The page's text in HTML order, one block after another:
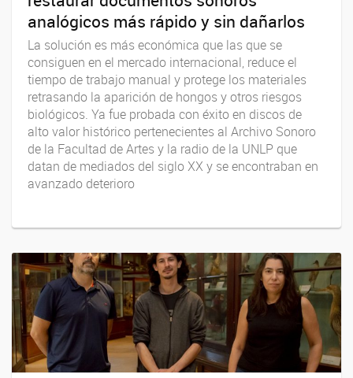
analógicos más rápido y sin dañarlos
La solución es más económica que las que se
consiguen en el mercado internacional, reduce el
tiempo de trabajo manual y protege los materiales
retrasando la aparición de hongos y otros riesgos
biológicos. Ya fue probada con éxito en discos de
alto valor histórico pertenecientes al Archivo Sonoro
de la Facultad de Artes y la radio de la UNLP que
datan de mediados del siglo XX y se encontraban en
avanzado deterioro